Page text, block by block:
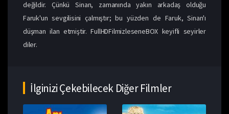
değildir. Çünkü Sinan, zamanında yakın arkadaş olduğu
Faruk'un sevgilisini çalmıştır; bu yüzden de Faruk, Sinan'ı
düşman ilan etmiştir. FullHDFilmizleseneBOX keyifli seyirler
diler.
İlginizi Çekebilecek Diğer Filmler